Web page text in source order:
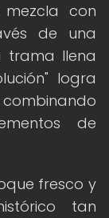
con
de una
trama llena
logra
de
fresco y
tan